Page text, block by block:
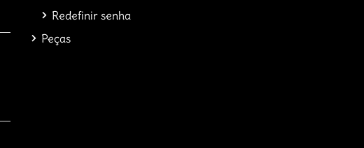
Redefinir senha
Peças